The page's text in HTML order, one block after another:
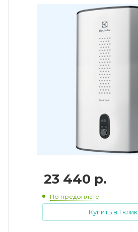
23 440 р.
По предоплате
Купить в 1 клик